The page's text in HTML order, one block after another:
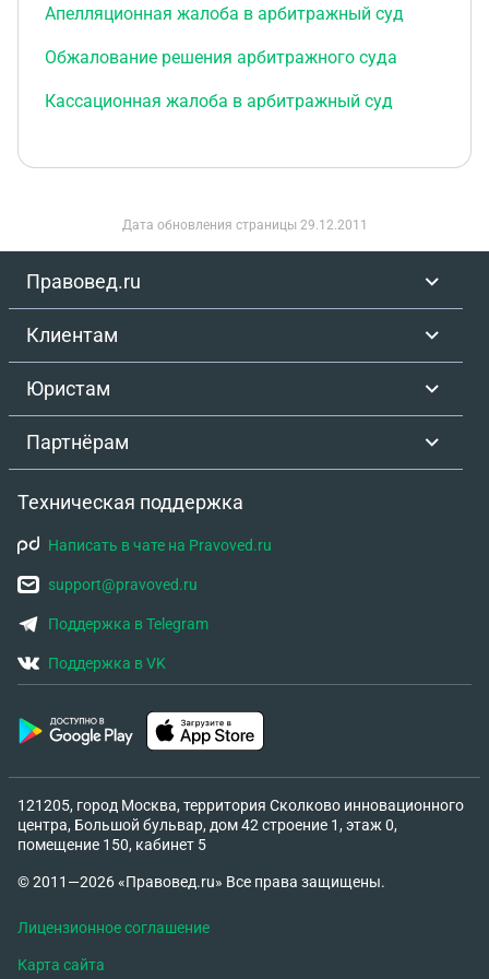
Апелляционная жалоба в арбитражный суд
Обжалование решения арбитражного суда
Кассационная жалоба в арбитражный суд
Дата обновления страницы 29.12.2011
Правовед.ru
Клиентам
Юристам
Партнёрам
Техническая поддержка
Написать в чате на Pravoved.ru
support@pravoved.ru
Поддержка в Telegram
Поддержка в VK
121205, город Москва, территория Сколково инновационного
центра, Большой бульвар, дом 42 строение 1, этаж 0,
помещение 150, кабинет 5
© 2011—2026 «Правовед.ru» Все права защищены.
Лицензионное соглашение
Карта сайта